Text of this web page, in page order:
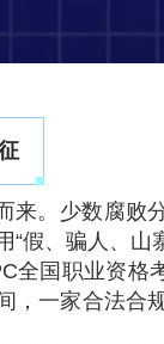
来。少数腐败
假、骗人、
全国职业资格
，一家合法合